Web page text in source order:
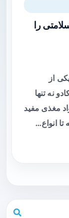
را
از
نه تنها
مغذی مفید
انواع…